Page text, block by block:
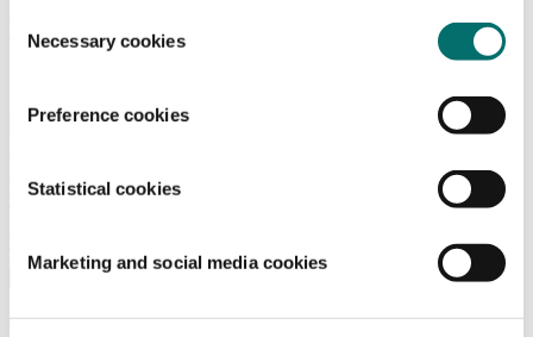
Necessary cookies
Preference cookies
Statistical cookies
Marketing and social media cookies
Programma
Tickets
Veelgestelde Vragen
TICKETS HORECAVA
Over Horecava